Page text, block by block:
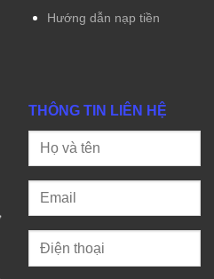
Hướng dẫn nạp tiền
THÔNG TIN LIÊN HỆ